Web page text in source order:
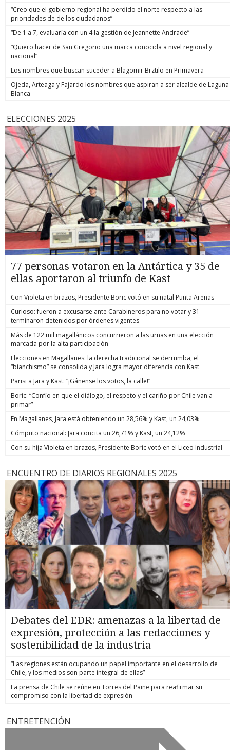
“Creo que el gobierno regional ha perdido el norte respecto a las
prioridades de de los ciudadanos”
“De 1 a 7, evaluaría con un 4 la gestión de Jeannette Andrade”
“Quiero hacer de San Gregorio una marca conocida a nivel regional y
nacional”
Los nombres que buscan suceder a Blagomir Brztilo en Primavera
Ojeda, Arteaga y Fajardo los nombres que aspiran a ser alcalde de Laguna
Blanca
ELECCIONES 2025
77 personas votaron en la Antártica y 35 de
ellas aportaron al triunfo de Kast
Con Violeta en brazos, Presidente Boric votó en su natal Punta Arenas
Curioso: fueron a excusarse ante Carabineros para no votar y 31
terminaron detenidos por órdenes vigentes
Más de 122 mil magallánicos concurrieron a las urnas en una elección
marcada por la alta participación
Elecciones en Magallanes: la derecha tradicional se derrumba, el
“bianchismo” se consolida y Jara logra mayor diferencia con Kast
Parisi a Jara y Kast: “¡Gánense los votos, la calle!”
Boric: “Confío en que el diálogo, el respeto y el cariño por Chile van a
primar”
En Magallanes, Jara está obteniendo un 28,56% y Kast, un 24,03%
Cómputo nacional: Jara concita un 26,71% y Kast, un 24,12%
Con su hija Violeta en brazos, Presidente Boric votó en el Liceo Industrial
ENCUENTRO DE DIARIOS REGIONALES 2025
Debates del EDR: amenazas a la libertad de
expresión, protección a las redacciones y
sostenibilidad de la industria
“Las regiones están ocupando un papel importante en el desarrollo de
Chile, y los medios son parte integral de ellas”
La prensa de Chile se reúne en Torres del Paine para reafirmar su
compromiso con la libertad de expresión
ENTRETENCIÓN